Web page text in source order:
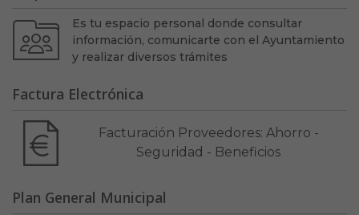
Es tu espacio personal donde consultar
información, comunicarte con el Ayuntamiento
y realizar diversos trámites
Factura Electrónica
Facturación Proveedores: Ahorro -
Seguridad - Beneficios
Plan General Municipal